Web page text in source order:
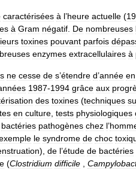
caractérisées à l’heure actuelle (
à Gram négatif De nombreuses
toxines pouvant parfois
enzymes extracellulaires à
ne cesse de s’étendre d’année en
1987-1994 grâce aux
des toxines (techniques
en culture tests physiologiques
bactéries pathogènes chez l’
le syndrome de choc
), de l’étude de bactéries
(Clostridium difficile